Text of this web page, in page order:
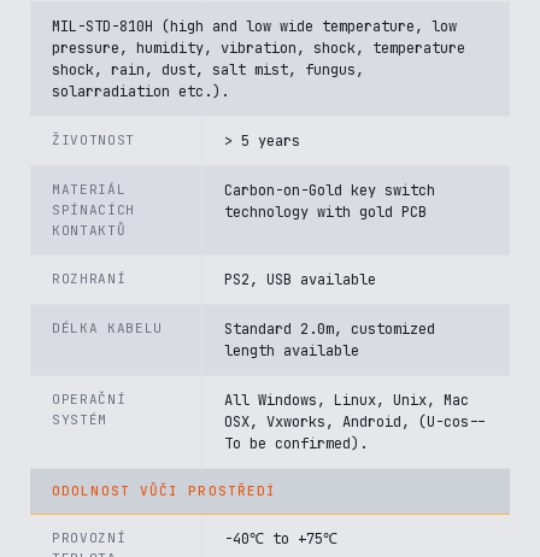
MIL-STD-810H (high and low wide temperature, low
pressure, humidity, vibration, shock, temperature
shock, rain, dust, salt mist, fungus,
solarradiation etc.).
ŽIVOTNOST > 5 years
MATERIÁL
SPÍNACÍCH
KONTAKTŮ
Carbon-on-Gold key switch
technology with gold PCB
ROZHRANÍ PS2, USB available
DÉLKA KABELU
Standard 2.0m, customized
length available
OPERAČNÍ
SYSTÉM
All Windows, Linux, Unix, Mac
OSX, Vxworks, Android, (U-cos--
To be confirmed).
ODOLNOST VŮČI PROSTŘEDÍ
PROVOZNÍ
-40℃ to +75℃